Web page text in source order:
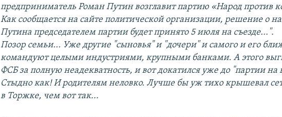
предприниматель Роман Путин возглавит партию «Народ против
Как сообщается на сайте политической организации, решение о
Путина председателем партии будет принято 5 июля на съезде...".
Позор семьи... Уже другие "сыновья" и "дочери" и самого и его
командуют целыми индустриями, крупными банками. А этого
ФСБ за полную неадекватность, и вот докатился уже до "партии на
Стыдно как! И родителям неловко. Лучше бы уж тихо крышевал
в Торжке, чем вот так...